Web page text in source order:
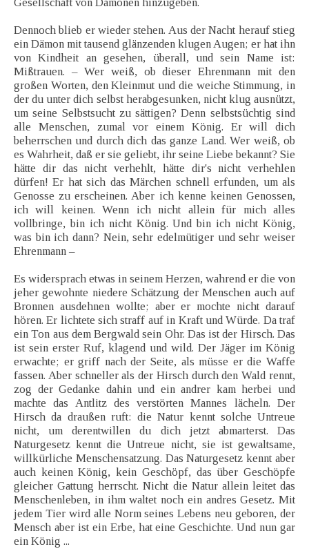
Gesellschaft von Dämonen hinzugeben.
Dennoch blieb er wieder stehen. Aus der Nacht herauf stieg
ein Dämon mit tausend glänzenden klugen Augen; er hat ihn
von Kindheit an gesehen, überall, und sein Name ist:
Mißtrauen. – Wer weiß, ob dieser Ehrenmann mit den
großen Worten, den Kleinmut und die weiche Stimmung, in
der du unter dich selbst herabgesunken, nicht klug ausnützt,
um seine Selbstsucht zu sättigen? Denn selbstsüchtig sind
alle Menschen, zumal vor einem König. Er will dich
beherrschen und durch dich das ganze Land. Wer weiß, ob
es Wahrheit, daß er sie geliebt, ihr seine Liebe bekannt? Sie
hätte dir das nicht verhehlt, hätte dir's nicht verhehlen
dürfen! Er hat sich das Märchen schnell erfunden, um als
Genosse zu erscheinen. Aber ich kenne keinen Genossen,
ich will keinen. Wenn ich nicht allein für mich alles
vollbringe, bin ich nicht König. Und bin ich nicht König,
was bin ich dann? Nein, sehr edelmütiger und sehr weiser
Ehrenmann –
Es widersprach etwas in seinem Herzen, wahrend er die von
jeher gewohnte niedere Schätzung der Menschen auch auf
Bronnen ausdehnen wollte; aber er mochte nicht darauf
hören. Er lichtete sich straff auf in Kraft und Würde. Da traf
ein Ton aus dem Bergwald sein Ohr. Das ist der Hirsch. Das
ist sein erster Ruf, klagend und wild. Der Jäger im König
erwachte; er griff nach der Seite, als müsse er die Waffe
fassen. Aber schneller als der Hirsch durch den Wald rennt,
zog der Gedanke dahin und ein andrer kam herbei und
machte das Antlitz des verstörten Mannes lächeln. Der
Hirsch da draußen ruft: die Natur kennt solche Untreue
nicht, um derentwillen du dich jetzt abmarterst. Das
Naturgesetz kennt die Untreue nicht, sie ist gewaltsame,
willkürliche Menschensatzung. Das Naturgesetz kennt aber
auch keinen König, kein Geschöpf, das über Geschöpfe
gleicher Gattung herrscht. Nicht die Natur allein leitet das
Menschenleben, in ihm waltet noch ein andres Gesetz. Mit
jedem Tier wird alle Norm seines Lebens neu geboren, der
Mensch aber ist ein Erbe, hat eine Geschichte. Und nun gar
ein König ...